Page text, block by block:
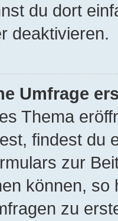
du dort
deaktivieren.
Umfrage
Thema
findest du
zur
können,
zu